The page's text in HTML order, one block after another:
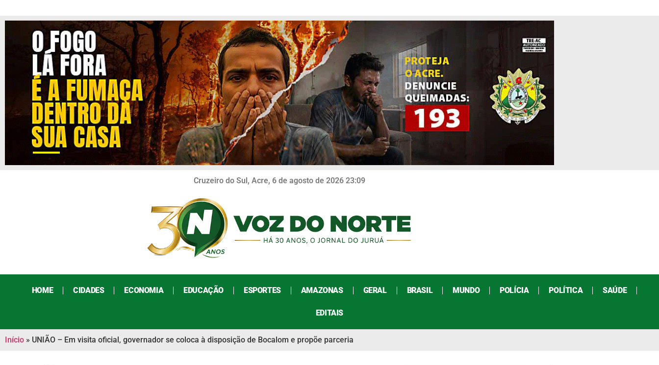
Cruzeiro do Sul, Acre, 6 de agosto de 2026 23:09
HOME CIDADES ECONOMIA EDUCAÇÃO ESPORTES AMAZONAS GERAL BRASIL MUNDO POLÍCIA POLÍTICA SAÚDE
EDITAIS
Início » UNIÃO – Em visita oficial, governador se coloca à disposição de Bocalom e propõe parceria